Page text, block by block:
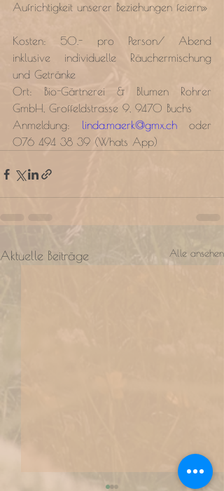
Aufrichtigkeit unserer Beziehungen feiern»
Kosten: 50.- pro Person/ Abend
inklusive individuelle Räuchermischung
und Getränke
Ort: Bio-Gärtnerei & Blumen Rohrer
GmbH, Groffeldstrasse 9, 9470 Buchs
Anmeldung:
linda.maerk@gmx.ch oder
076 494 38 39 (Whats App)
Aktuelle Beiträge Alle ansehen